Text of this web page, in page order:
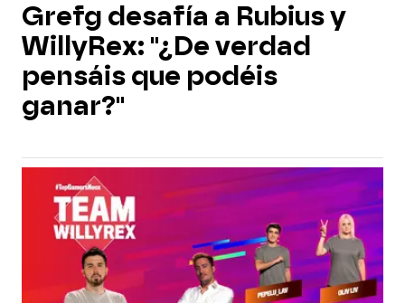
Grefg desafía a Rubius y
WillyRex: "¿De verdad
pensáis que podéis
ganar?"